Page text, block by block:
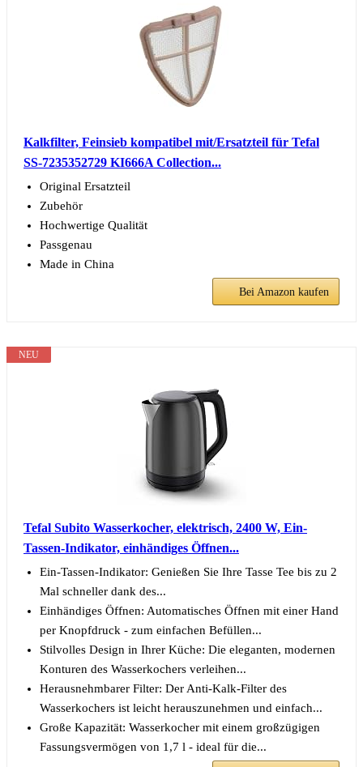
Kalkfilter, Feinsieb kompatibel mit/Ersatzteil für Tefal
SS-7235352729 KI666A Collection...
Original Ersatzteil
Zubehör
Hochwertige Qualität
Passgenau
Made in China
Bei Amazon kaufen
NEU
Tefal Subito Wasserkocher, elektrisch, 2400 W, Ein-
Tassen-Indikator, einhändiges Öffnen...
Ein-Tassen-Indikator: Genießen Sie Ihre Tasse Tee bis zu 2
Mal schneller dank des...
Einhändiges Öffnen: Automatisches Öffnen mit einer Hand
per Knopfdruck - zum einfachen Befüllen...
Stilvolles Design in Ihrer Küche: Die eleganten, modernen
Konturen des Wasserkochers verleihen...
Herausnehmbarer Filter: Der Anti-Kalk-Filter des
Wasserkochers ist leicht herauszunehmen und einfach...
Große Kapazität: Wasserkocher mit einem großzügigen
Fassungsvermögen von 1,7 l - ideal für die...